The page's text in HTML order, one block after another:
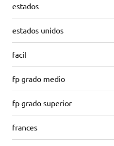
estados
estados unidos
facil
fp grado medio
fp grado superior
frances